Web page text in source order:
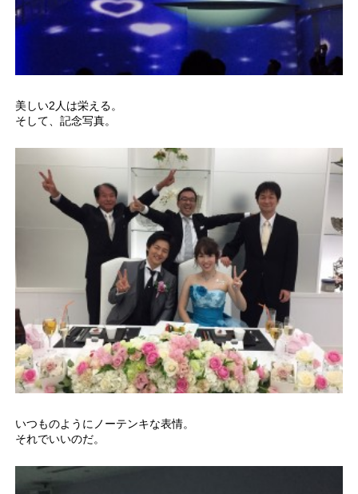
美しい2人は栄える。
そして、記念写真。
いつものようにノーテンキな表情。
それでいいのだ。